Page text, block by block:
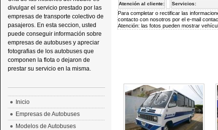
Atención al cliente: Servicios:
Para completar o rectificar las
contacto con nosotros por el e-mail
Atención: las fotos pueden mostrar
divulgar el servicio prestado por las
empresas de transporte colectivo de
pasajeros. En esta seccion, usted
puede conseguir información sobre
empresas de autobuses y apreciar
fotografias de los autobuses que
componen la flota o dejaron de
prestar su servicio en la misma.
Inicio
Empresas de Autobuses
Modelos de Autobuses